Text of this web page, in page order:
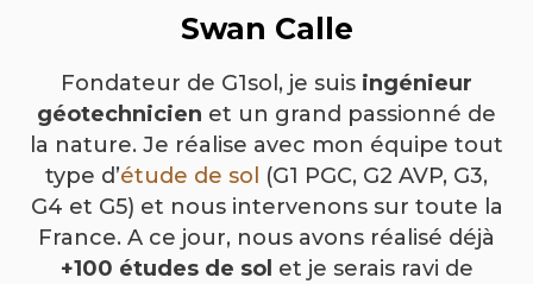
Swan Calle
Fondateur de G1sol, je suis ingénieur
géotechnicien et un grand passionné de
la nature. Je réalise avec mon équipe tout
type d’étude de sol (G1 PGC, G2 AVP, G3,
G4 et G5) et nous intervenons sur toute la
France. A ce jour, nous avons réalisé déjà
+100 études de sol et je serais ravi de